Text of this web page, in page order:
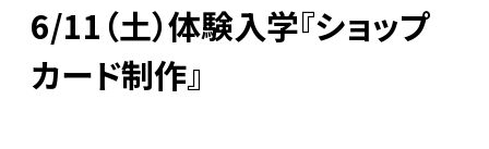
6/11（土）体験入学『ショップ
カード制作』